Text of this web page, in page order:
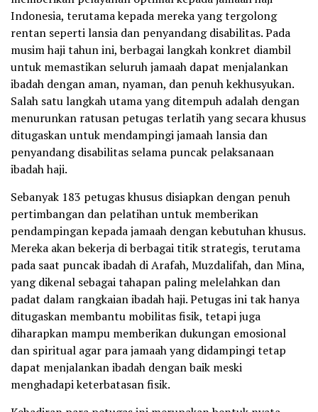
Indonesia, terutama kepada mereka yang tergolong
rentan seperti lansia dan penyandang disabilitas. Pada
musim haji tahun ini, berbagai langkah konkret diambil
untuk memastikan seluruh jamaah dapat menjalankan
ibadah dengan aman, nyaman, dan penuh kekhusyukan.
Salah satu langkah utama yang ditempuh adalah dengan
menurunkan ratusan petugas terlatih yang secara khusus
ditugaskan untuk mendampingi jamaah lansia dan
penyandang disabilitas selama puncak pelaksanaan
ibadah haji.
Sebanyak 183 petugas khusus disiapkan dengan penuh
pertimbangan dan pelatihan untuk memberikan
pendampingan kepada jamaah dengan kebutuhan khusus.
Mereka akan bekerja di berbagai titik strategis, terutama
pada saat puncak ibadah di Arafah, Muzdalifah, dan Mina,
yang dikenal sebagai tahapan paling melelahkan dan
padat dalam rangkaian ibadah haji. Petugas ini tak hanya
ditugaskan membantu mobilitas fisik, tetapi juga
diharapkan mampu memberikan dukungan emosional
dan spiritual agar para jamaah yang didampingi tetap
dapat menjalankan ibadah dengan baik meski
menghadapi keterbatasan fisik.